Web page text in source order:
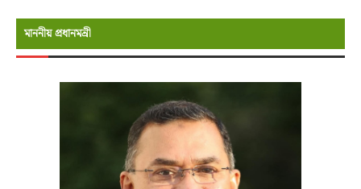
মাননীয় প্রধানমন্রী